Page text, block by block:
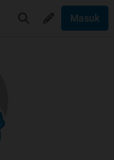
Masuk